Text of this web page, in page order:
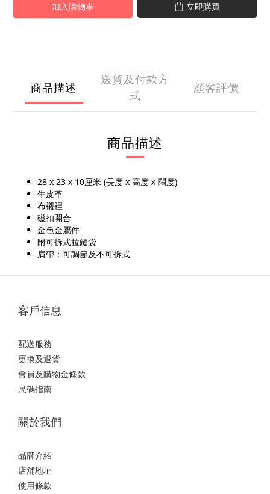
加入購物車 立即購買
商品描述
送貨及付款方
式
顧客評價
商品描述
28 x 23 x 10厘米 (長度 x 高度 x 闊度)
牛皮革
布襯裡
磁扣開合
金色金屬件
附可拆式拉鏈袋
肩帶：可調節及不可拆式
客戶信息
配送服務
更換及退貨
會員及購物金條款
尺碼指南
關於我們
品牌介紹
店舖地址
使用條款